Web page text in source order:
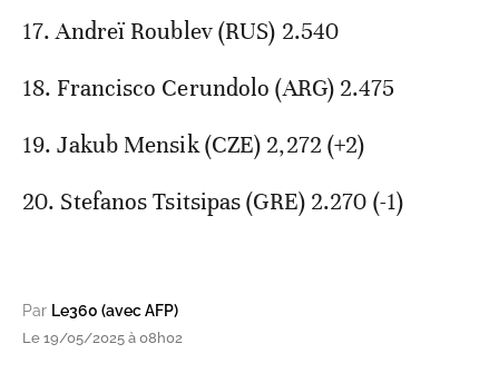
17. Andreï Roublev (RUS) 2.540
18. Francisco Cerundolo (ARG) 2.475
19. Jakub Mensik (CZE) 2,272 (+2)
20. Stefanos Tsitsipas (GRE) 2.270 (-1)
Par Le360 (avec AFP)
Le 19/05/2025 à 08h02